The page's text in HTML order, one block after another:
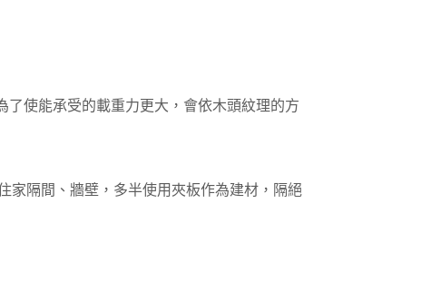
使能承受的載重力更大，會依木頭紋理的方
家隔間、牆壁，多半使用夾板作為建材，隔絕